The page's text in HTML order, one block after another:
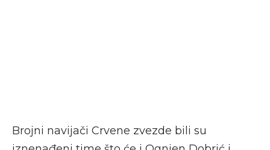
Brojni navijači Crvene zvezde bili su